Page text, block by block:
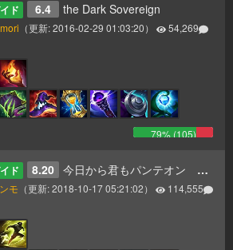
ド 6.4 the Dark Sovereign
（更新:2016-02-29 01:03:20）
54,269
79% (105)
ド 8.20 今日から君もパンテオン 更新8.20
モ （更新:2018-10-17 05:21:02）
114,555